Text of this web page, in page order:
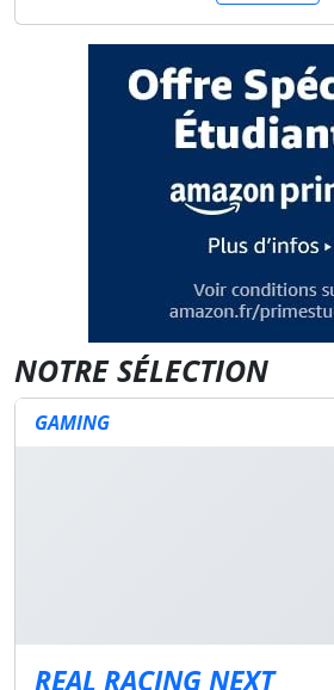
NOTRE SÉLECTION
GAMING
REAL RACING NEXT